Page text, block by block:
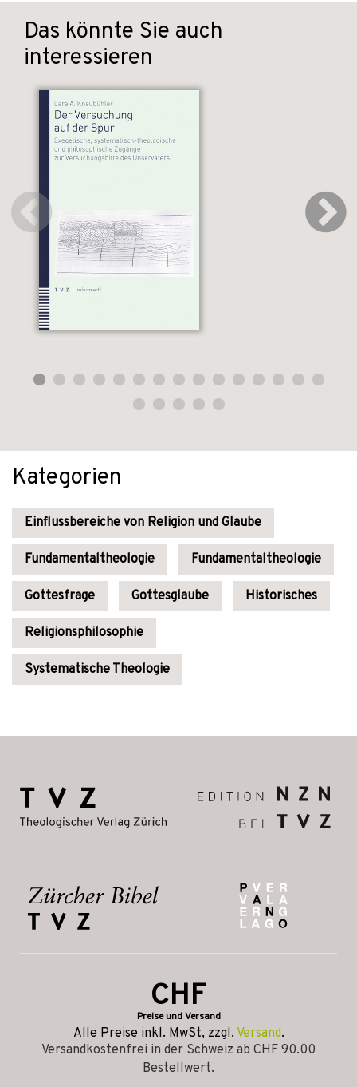
Das könnte Sie auch
interessieren
Kategorien
Einflussbereiche von Religion und Glaube
Fundamentaltheologie Fundamentaltheologie
Gottesfrage Gottesglaube Historisches
Religionsphilosophie
Systematische Theologie
CHF
Preise und Versand
Alle Preise inkl. MwSt, zzgl. Versand.
Versandkostenfrei in der Schweiz ab CHF 90.00
Bestellwert.